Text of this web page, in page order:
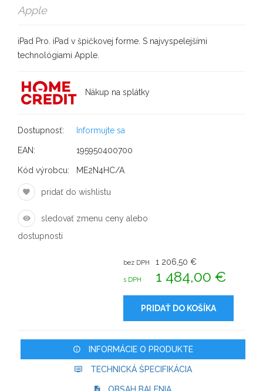
Apple
iPad Pro. iPad v špičkovej forme. S najvyspelejšími
technológiami Apple.
Nákup na splátky
Dostupnosť: Informujte sa
EAN: 195950400700
Kód výrobcu: ME2N4HC/A
pridať do wishlistu
sledovať zmenu ceny alebo
dostupnosti
bez DPH 1 206,50 €
s DPH 1 484,00 €
PRIDAŤ DO KOŠÍKA
INFORMÁCIE O PRODUKTE
TECHNICKÁ ŠPECIFIKÁCIA